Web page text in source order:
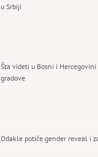
u Srbiji
Šta videti u Bosni i Hercegovini
gradove
Odakle potiče gender reveal i